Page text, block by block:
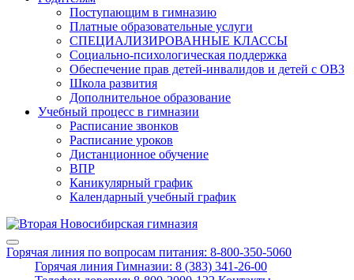
Поступающим в гимназию
Платные образовательные услуги
СПЕЦИАЛИЗИРОВАННЫЕ КЛАССЫ
Социально-психологическая поддержка
Обеспечение прав детей-инвалидов и детей с ОВЗ
Школа развития
Дополнительное образование
Учебный процесс в гимназии
Расписание звонков
Расписание уроков
Дистанционное обучение
ВПР
Каникулярный график
Календарный учебный график
Горячая линия по вопросам питания: 8-800-350-5060
Горячая линия Гимназии: 8 (383) 341-26-00